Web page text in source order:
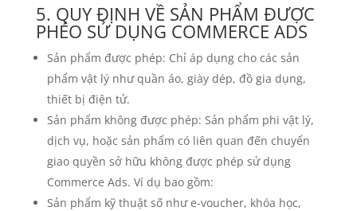
5. QUY ĐỊNH VỀ SẢN PHẨM ĐƯỢC
PHÉO SỬ DỤNG COMMERCE ADS
Sản phẩm được phép: Chỉ áp dụng cho các sản
phẩm vật lý như quần áo, giày dép, đồ gia dụng,
thiết bị điện tử.
Sản phẩm không được phép: Sản phẩm phi vật lý,
dịch vụ, hoặc sản phẩm có liên quan đến chuyển
giao quyền sở hữu không được phép sử dụng
Commerce Ads. Ví dụ bao gồm:
Sản phẩm kỹ thuật số như e-voucher, khóa học,